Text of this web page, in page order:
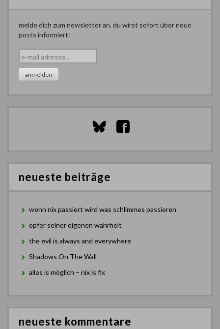
melde dich zum newsletter an. du wirst sofort über neue
posts informiert:
neueste beiträge
wenn nix passiert wird was schlimmes passieren
opfer seiner eigenen wahrheit
the evil is always and everywhere
Shadows On The Wall
alles is möglich – nix is fix
neueste kommentare